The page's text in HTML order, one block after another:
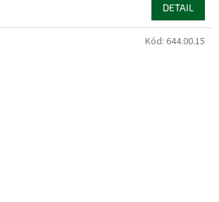
DETAIL
Kód: 644.00.15